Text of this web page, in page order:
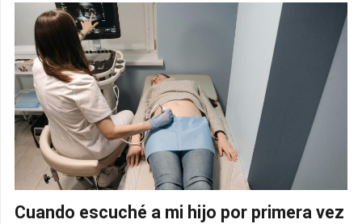
Cuando escuché a mi hijo por primera vez